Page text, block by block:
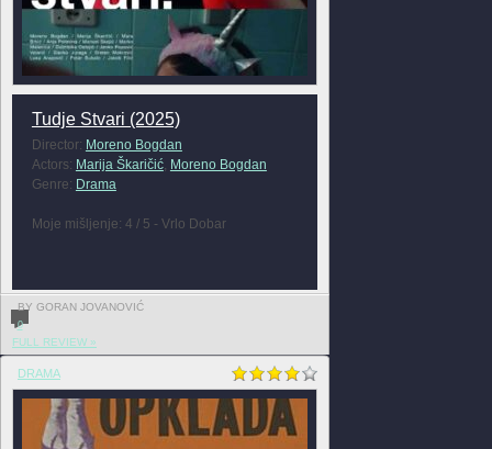
Tudje Stvari (2025)
Director: Moreno Bogdan
Actors: Marija Škaričić, Moreno Bogdan
Genre: Drama
Moje mišljenje: 4 / 5 - Vrlo Dobar
BY GORAN JOVANOVIĆ
0
FULL REVIEW »
DRAMA